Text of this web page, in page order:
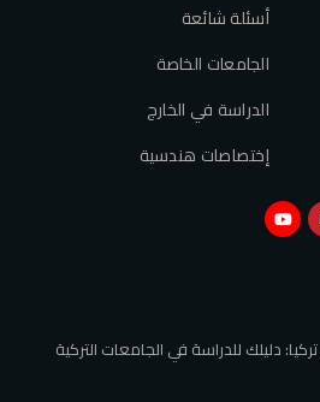
أسئلة شائعة
الجامعات الخاصة
الدراسة في الخارج
إختصاصات هندسية
دليلك للدراسة في الجامعات التركية